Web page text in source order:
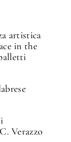
artistica
in the
Verazzo